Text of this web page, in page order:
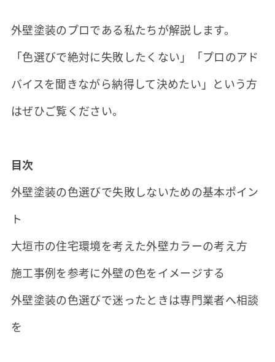
外壁塗装のプロである私たちが解説します。
「色選びで絶対に失敗したくない」「プロのアド
バイスを聞きながら納得して決めたい」という方
はぜひご覧ください。
目次
外壁塗装の色選びで失敗しないための基本ポイン
ト
大垣市の住宅環境を考えた外壁カラーの考え方
施工事例を参考に外壁の色をイメージする
外壁塗装の色選びで迷ったときは専門業者へ相談
を